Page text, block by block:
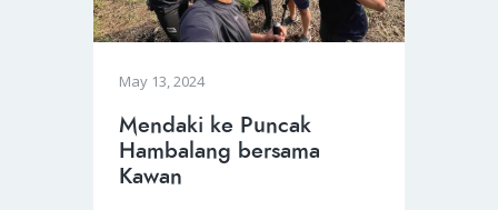
KENALAN
May 13, 2024
Mendaki ke Puncak
Hambalang bersama
Kawan